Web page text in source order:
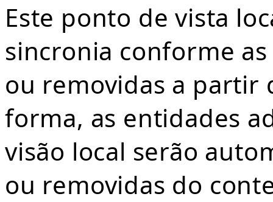
Este ponto de vista
sincronia conforme
ou removidas a partir
forma, as entidades
visão local serão
ou removidas do